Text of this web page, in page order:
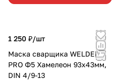
1 250 ₽/шт
Маска сварщика WELDER
PRO Ф5 Хамелеон 93x43мм,
DIN 4/9-13